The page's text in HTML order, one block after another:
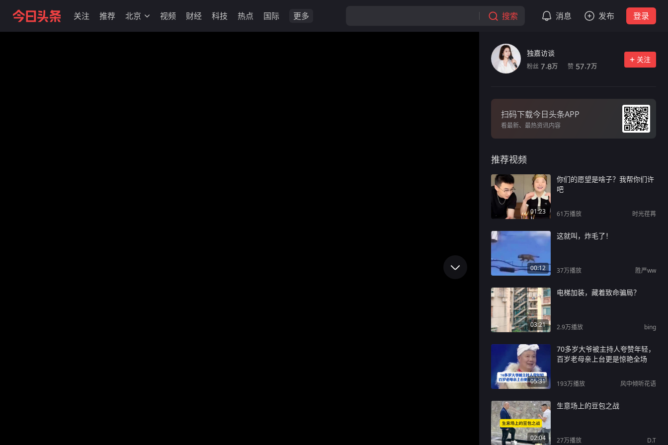
关注 推荐 北京 视频 财经 科技 热点 国际 更多 搜索 消息 发布 登录
独嘉访谈
粉丝 7.8万 赞 57.7万
关注
扫码下载今日头条APP
看最新、最热资讯内容
推荐视频
01:23
你们的愿望是啥子？我帮你们许
吧
61万播放 时光荏苒
00:12
这就叫，炸毛了！
37万播放 胜严ww
03:21
电梯加装，藏着致命骗局？
2.9万播放 bing
05:31
70多岁大爷被主持人夸赞年轻，
百岁老母亲上台更是惊艳全场
193万播放 风中倾听花语
02:04
生意场上的豆包之战
27万播放 D.T